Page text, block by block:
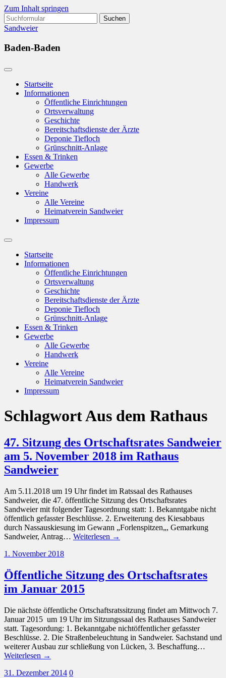
Zum Inhalt springen
Suchen
nach:
Sandweier
Baden-Baden
Startseite
Informationen
Öffentliche Einrichtungen
Ortsverwaltung
Geschichte
Bereitschaftsdienste der Ärzte
Deponie Tiefloch
Grünschnitt-Anlage
Essen & Trinken
Gewerbe
Alle Gewerbe
Handwerk
Vereine
Alle Vereine
Heimatverein Sandweier
Impressum
Suchfeld
ein-/ausblenden
Startseite
Informationen
Öffentliche Einrichtungen
Ortsverwaltung
Geschichte
Bereitschaftsdienste der Ärzte
Deponie Tiefloch
Grünschnitt-Anlage
Essen & Trinken
Gewerbe
Alle Gewerbe
Handwerk
Vereine
Alle Vereine
Heimatverein Sandweier
Impressum
SchlagwortAus dem Rathaus
47. Sitzung des Ortschaftsrates Sandweier
am 5. November 2018 im Rathaus
Sandweier
Am 5.11.2018 um 19 Uhr findet im Ratssaal des Rathauses
Sandweier, die 47. öffentliche Sitzung des Ortschaftsrates
Sandweier mit folgender Tagesordnung statt: 1. Bekanntgabe nicht
öffentlich gefasster Beschlüsse. 2. Erweiterung des Kiesabbaus
durch Nassauskiesung im Gewann „Forlenspitzen„, Gemarkung
Sandweier, Antrag… Weiterlesen →
1. November 2018
Öffentliche Sitzung des Ortschaftsrates
im Januar 2015
Die nächste öffentliche Ortschaftsratssitzung findet am Mittwoch 7.
Januar 2015 um 19 Uhr im Sitzungssaal des Rathauses Sandweier
statt. Tagesordung: 1. Bekanntgabe nichtöffentlicher gefasster
Beschlüsse. 2. Die Straßenbeleuchtung in Sandweier. Sachstand und
weiterer Ausbau zur schließung von Lücken, 3. Beschaffung…
Weiterlesen →
31. Dezember 2014 0